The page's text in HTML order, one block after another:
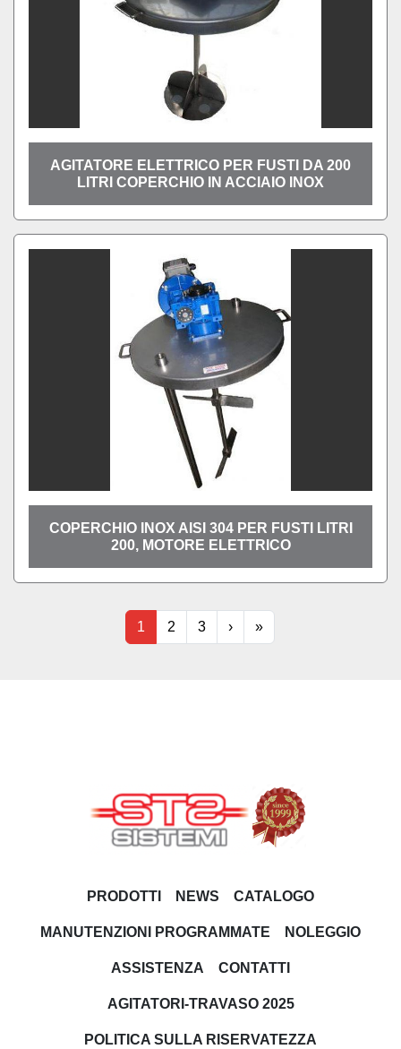
AGITATORE ELETTRICO PER FUSTI DA 200
LITRI COPERCHIO IN ACCIAIO INOX
COPERCHIO INOX AISI 304 PER FUSTI LITRI
200, MOTORE ELETTRICO
1 2 3 › »
PRODOTTI NEWS CATALOGO
MANUTENZIONI PROGRAMMATE NOLEGGIO
ASSISTENZA CONTATTI
AGITATORI-TRAVASO 2025
POLITICA SULLA RISERVATEZZA